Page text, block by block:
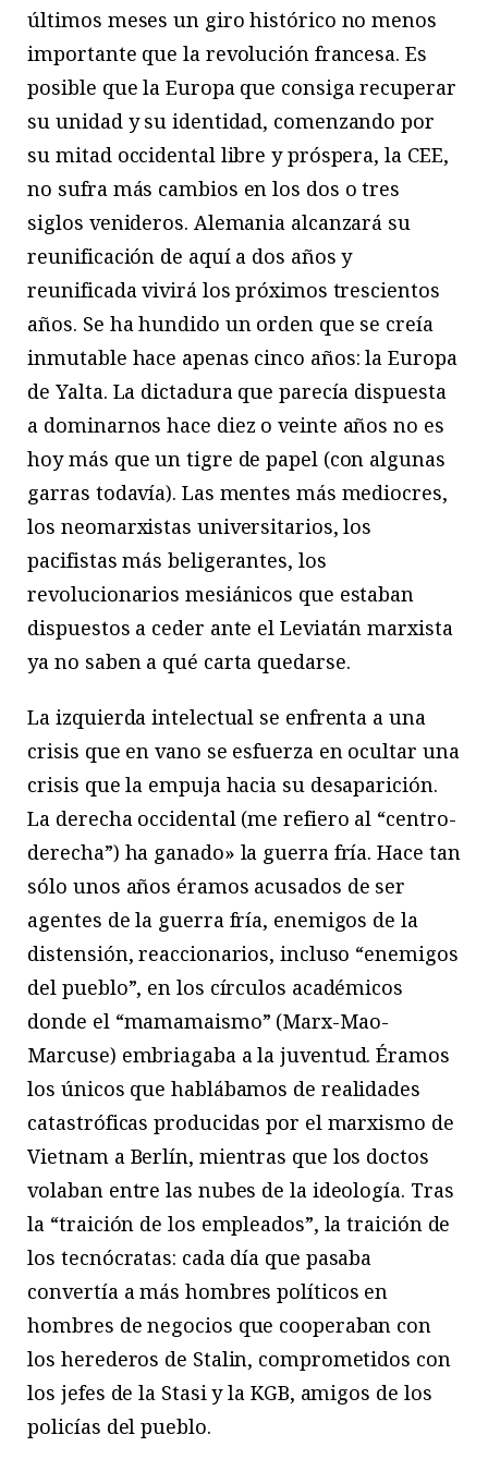
últimos meses un giro histórico no menos
importante que la revolución francesa. Es
posible que la Europa que consiga recuperar
su unidad y su identidad, comenzando por
su mitad occidental libre y próspera, la CEE,
no sufra más cambios en los dos o tres
siglos venideros. Alemania alcanzará su
reunificación de aquí a dos años y
reunificada vivirá los próximos trescientos
años. Se ha hundido un orden que se creía
inmutable hace apenas cinco años: la Europa
de Yalta. La dictadura que parecía dispuesta
a dominarnos hace diez o veinte años no es
hoy más que un tigre de papel (con algunas
garras todavía). Las mentes más mediocres,
los neomarxistas universitarios, los
pacifistas más beligerantes, los
revolucionarios mesiánicos que estaban
dispuestos a ceder ante el Leviatán marxista
ya no saben a qué carta quedarse.
La izquierda intelectual se enfrenta a una
crisis que en vano se esfuerza en ocultar una
crisis que la empuja hacia su desaparición.
La derecha occidental (me refiero al “centro-
derecha”) ha ganado» la guerra fría. Hace tan
sólo unos años éramos acusados de ser
agentes de la guerra fría, enemigos de la
distensión, reaccionarios, incluso “enemigos
del pueblo”, en los círculos académicos
donde el “mamamaismo” (Marx-Mao-
Marcuse) embriagaba a la juventud. Éramos
los únicos que hablábamos de realidades
catastróficas producidas por el marxismo de
Vietnam a Berlín, mientras que los doctos
volaban entre las nubes de la ideología. Tras
la “traición de los empleados”, la traición de
los tecnócratas: cada día que pasaba
convertía a más hombres políticos en
hombres de negocios que cooperaban con
los herederos de Stalin, comprometidos con
los jefes de la Stasi y la KGB, amigos de los
policías del pueblo.